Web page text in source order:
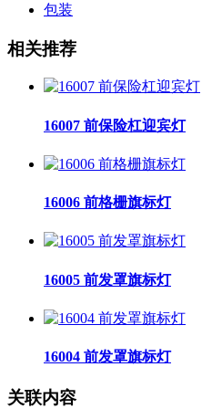
包装
相关推荐
16007 前保险杠迎宾灯
16006 前格栅旗标灯
16005 前发罩旗标灯
16004 前发罩旗标灯
关联内容